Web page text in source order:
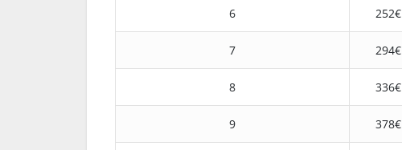
6 252€
7 294€
8 336€
9 378€